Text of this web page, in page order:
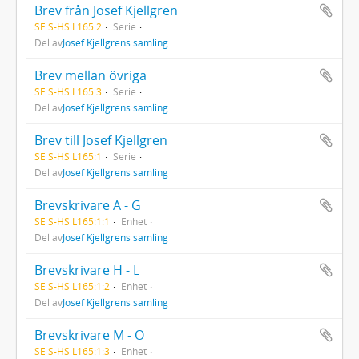
Brev från Josef Kjellgren
SE S-HS L165:2
Serie
Del avJosef Kjellgrens samling
Brev mellan övriga
SE S-HS L165:3
Serie
Del avJosef Kjellgrens samling
Brev till Josef Kjellgren
SE S-HS L165:1
Serie
Del avJosef Kjellgrens samling
Brevskrivare A - G
SE S-HS L165:1:1
Enhet
Del avJosef Kjellgrens samling
Brevskrivare H - L
SE S-HS L165:1:2
Enhet
Del avJosef Kjellgrens samling
Brevskrivare M - Ö
SE S-HS L165:1:3
Enhet